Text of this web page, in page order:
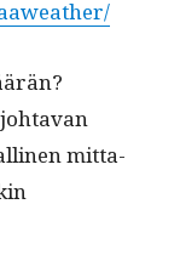
mit­ta­